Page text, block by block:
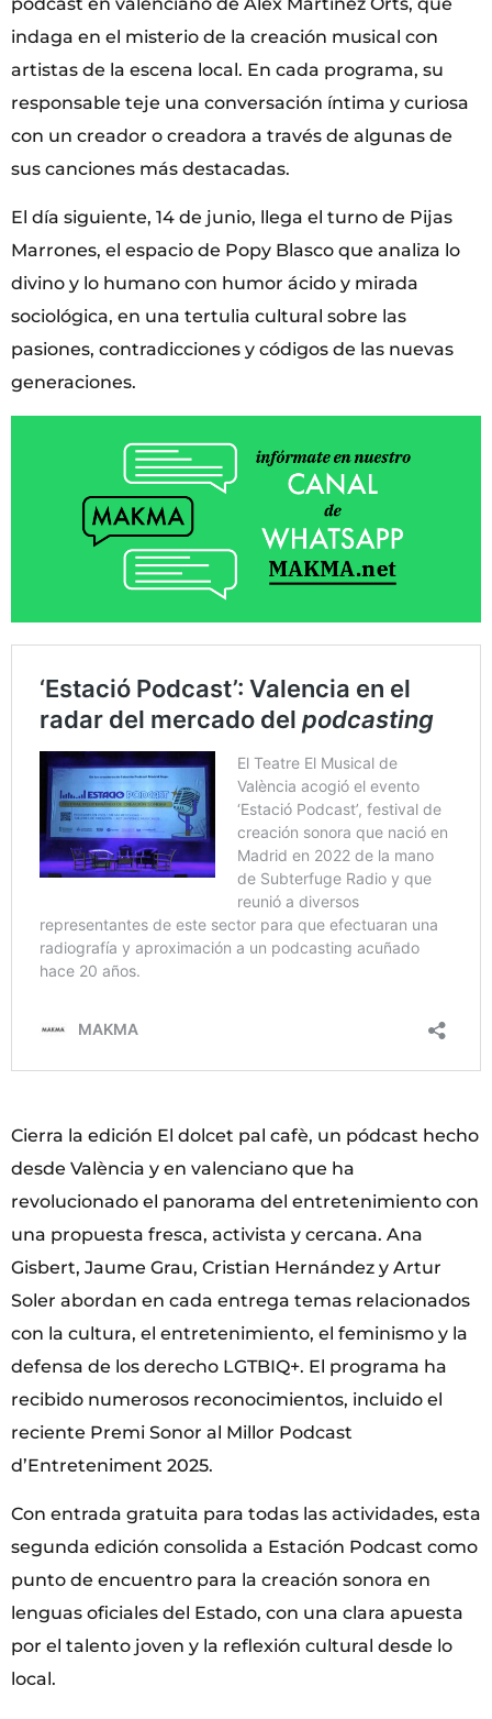
indaga en el misterio de la creación musical con
artistas de la escena local. En cada programa, su
responsable teje una conversación íntima y curiosa
con un creador o creadora a través de algunas de
sus canciones más destacadas.
El día siguiente, 14 de junio, llega el turno de Pijas
Marrones, el espacio de Popy Blasco que analiza lo
divino y lo humano con humor ácido y mirada
sociológica, en una tertulia cultural sobre las
pasiones, contradicciones y códigos de las nuevas
generaciones.
Cierra la edición El dolcet pal cafè, un pódcast hecho
desde València y en valenciano que ha
revolucionado el panorama del entretenimiento con
una propuesta fresca, activista y cercana. Ana
Gisbert, Jaume Grau, Cristian Hernández y Artur
Soler abordan en cada entrega temas relacionados
con la cultura, el entretenimiento, el feminismo y la
defensa de los derecho LGTBIQ+. El programa ha
recibido numerosos reconocimientos, incluido el
reciente Premi Sonor al Millor Podcast
d’Entreteniment 2025.
Con entrada gratuita para todas las actividades, esta
segunda edición consolida a Estación Podcast como
punto de encuentro para la creación sonora en
lenguas oficiales del Estado, con una clara apuesta
por el talento joven y la reflexión cultural desde lo
local.